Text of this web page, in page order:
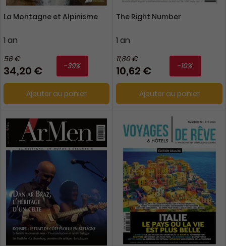
La Montagne et Alpinisme
1 an
56 €
34,20 € -39%
Ajouter au panier
The Right Number
1 an
11,80 €
10,62 € -10%
Ajouter au panier